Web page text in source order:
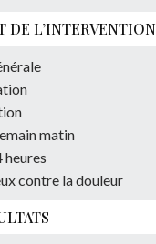
DE L’INTERVENTION
matin
heures
contre la douleur